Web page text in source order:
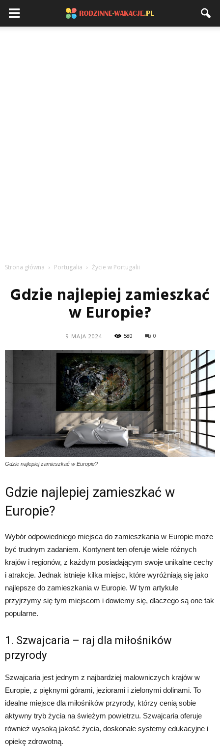
Strona główna Portugalia Życie w Portugalii
Gdzie najlepiej zamieszkać
w Europie?
9 MAJA 2024 580 0
Gdzie najlepiej zamieszkać w Europie?
Gdzie najlepiej zamieszkać w
Europie?
Wybór odpowiedniego miejsca do zamieszkania w Europie może
być trudnym zadaniem. Kontynent ten oferuje wiele różnych
krajów i regionów, z każdym posiadającym swoje unikalne cechy
i atrakcje. Jednak istnieje kilka miejsc, które wyróżniają się jako
najlepsze do zamieszkania w Europie. W tym artykule
przyjrzymy się tym miejscom i dowiemy się, dlaczego są one tak
popularne.
1. Szwajcaria – raj dla miłośników
przyrody
Szwajcaria jest jednym z najbardziej malowniczych krajów w
Europie, z pięknymi górami, jeziorami i zielonymi dolinami. To
idealne miejsce dla miłośników przyrody, którzy cenią sobie
aktywny tryb życia na świeżym powietrzu. Szwajcaria oferuje
również wysoką jakość życia, doskonałe systemy edukacyjne i
opiekę zdrowotną.